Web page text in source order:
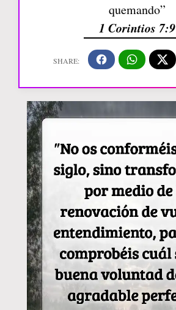
quemando”
1 Corintios 7:9